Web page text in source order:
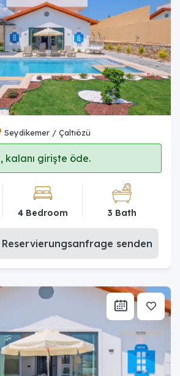
Seydikemer / Çaltıözü
kalanı girişte öde.
4 Bedroom 3 Bath
Reservierungsanfrage senden